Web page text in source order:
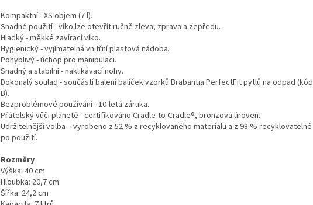
Kompaktní - XS objem (7 l).
Snadné použití - víko lze otevřít ručně zleva, zprava a zepředu.
Hladký - měkké zavírací víko.
Hygienický - vyjímatelná vnitřní plastová nádoba.
Pohyblivý - úchop pro manipulaci.
Snadný a stabilní - naklikávací nohy.
Dokonalý soulad - součástí balení balíček vzorků Brabantia PerfectFit pytlů na odpad (kód
B).
Bezproblémové používání - 10-letá záruka.
Přátelský vůči planetě - certifikováno Cradle-to-Cradle®, bronzová úroveň.
Udržitelnější volba – vyrobeno z 52 % z recyklovaného materiálu a z 98 % recyklovatelné
po použití.
Rozměry
Výška: 40 cm
Hloubka: 20,7 cm
Šířka: 24,2 cm